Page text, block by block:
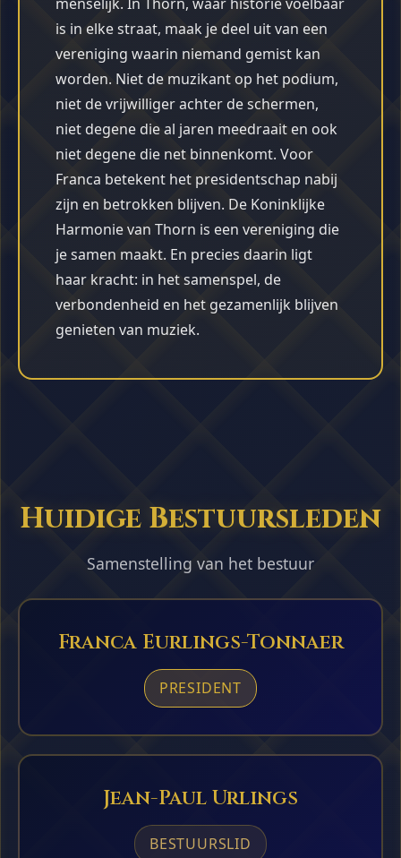
is in elke straat, maak je deel uit van een
vereniging waarin niemand gemist kan
worden. Niet de muzikant op het podium,
niet de vrijwilliger achter de schermen,
niet degene die al jaren meedraait en ook
niet degene die net binnenkomt. Voor
Franca betekent het presidentschap nabij
zijn en betrokken blijven. De Koninklijke
Harmonie van Thorn is een vereniging die
je samen maakt. En precies daarin ligt
haar kracht: in het samenspel, de
verbondenheid en het gezamenlijk blijven
genieten van muziek.
Huidige Bestuursleden
Samenstelling van het bestuur
Franca Eurlings-Tonnaer
PRESIDENT
Jean-Paul Urlings
BESTUURSLID